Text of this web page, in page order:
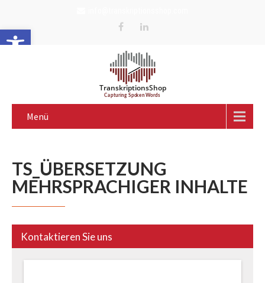
Werkzeugleiste öffnen
Menü
TS_ÜBERSETZUNG
MEHRSPRACHIGER INHALTE
Kontaktieren Sie uns